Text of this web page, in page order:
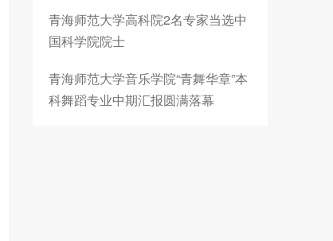
青海师范大学高科院2名专家当选中
国科学院院士
青海师范大学音乐学院“青舞华章”本
科舞蹈专业中期汇报圆满落幕